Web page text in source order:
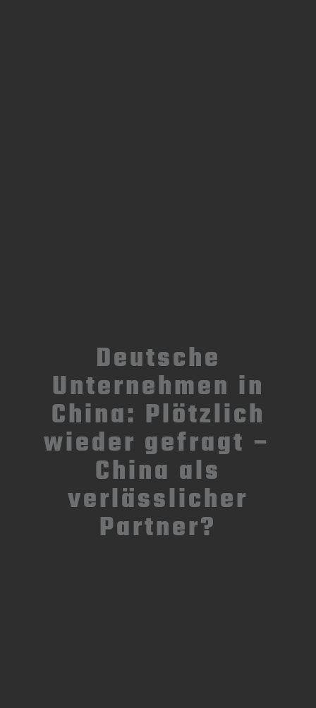
Deutsche
Unternehmen in
China: Plötzlich
wieder gefragt –
China als
verlässlicher
Partner?